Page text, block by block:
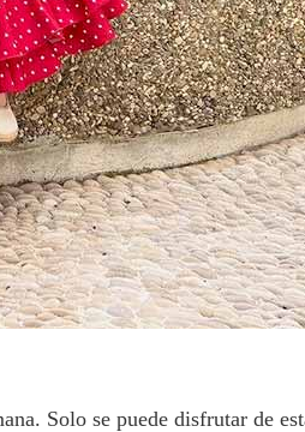
Solo se puede disfrutar de